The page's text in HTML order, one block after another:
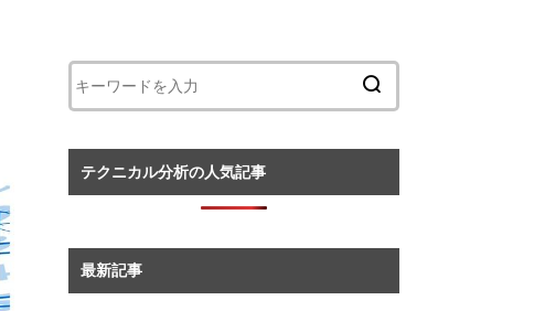
テクニカル分析の人気記事
最新記事